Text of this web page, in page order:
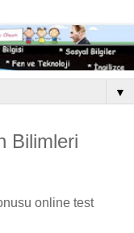
▼
Bilimleri
online test